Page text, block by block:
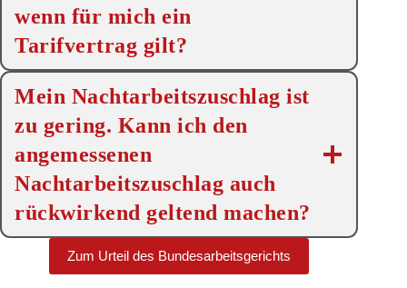
wenn für mich ein
Tarifvertrag gilt?
Mein Nachtarbeitszuschlag ist
zu gering. Kann ich den
angemessenen
Nachtarbeitszuschlag auch
rückwirkend geltend machen?
Zum Urteil des Bundesarbeitsgerichts